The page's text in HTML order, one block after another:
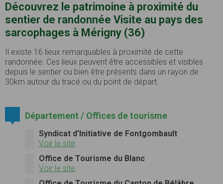
Découvrez le patrimoine à proximité du
sentier de randonnée Visite au pays des
sarcophages à Mérigny (36)
Il existe 16 lieux remarquables à proximité de cette
randonnée. Ces lieux peuvent être accessibles et visibles
depuis le sentier ou bien être présents dans un rayon de
30km autour du tracé ou du point de départ.
Département / Offices de tourisme
Syndicat d'Initiative de Fontgombault
Voir le site
Office de Tourisme du Blanc
Voir le site